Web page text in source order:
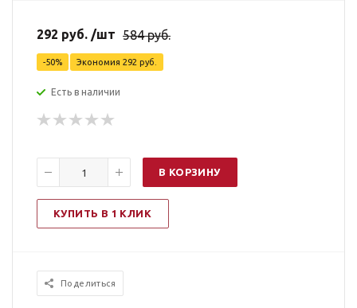
292 руб. /шт 584руб.
-50% Экономия 292 руб.
Есть в наличии
В КОРЗИНУ
КУПИТЬ В 1 КЛИК
Поделиться